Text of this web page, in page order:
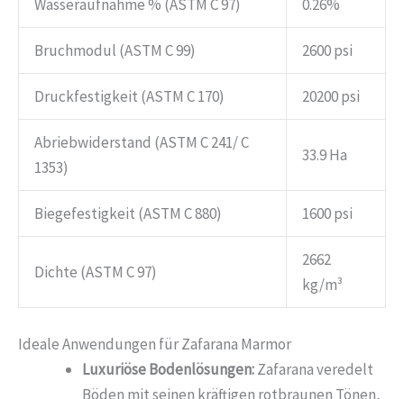
Wasseraufnahme % (ASTM C 97) 0.26%
Bruchmodul (ASTM C 99) 2600 psi
Druckfestigkeit (ASTM C 170) 20200 psi
Abriebwiderstand (ASTM C 241/ C
1353)
33.9 Ha
Biegefestigkeit (ASTM C 880) 1600 psi
Dichte (ASTM C 97)
2662
kg/m³
Ideale Anwendungen für Zafarana Marmor
Luxuriöse Bodenlösungen:Zafarana veredelt
Böden mit seinen kräftigen rotbraunen Tönen,